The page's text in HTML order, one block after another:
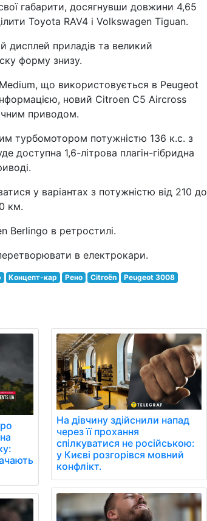
габарити, досягнувши довжини 4,65
Toyota RAV4 і Volkswagen Tiguan.
дисплей приладів та великий
форму знизу.
що використовується в Peugeot
новий Citroen C5 Aircross
приводом.
турбомотором потужністю 136 к.с. з
1,6-літрова плагін-гібридна
у варіантах з потужністю від 210 до
км.
Berlingo в ретростилі.
в електрокари.
Концепт-кар Рено Citroën
Peugeot 3008
На дівчину здійснили напад
через її прохання
спілкуватися не російською:
у Києві розгорівся мовний
конфлікт.